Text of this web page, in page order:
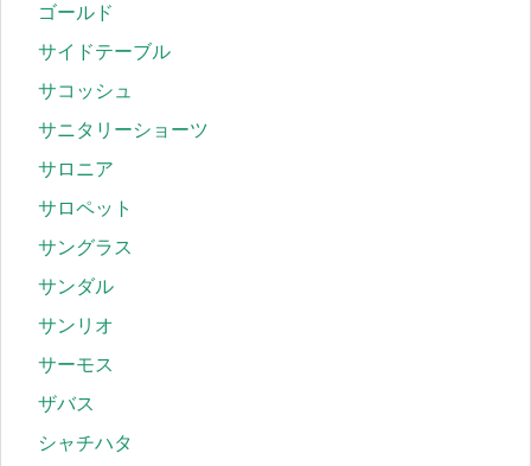
ゴールド
サイドテーブル
サコッシュ
サニタリーショーツ
サロニア
サロペット
サングラス
サンダル
サンリオ
サーモス
ザバス
シャチハタ